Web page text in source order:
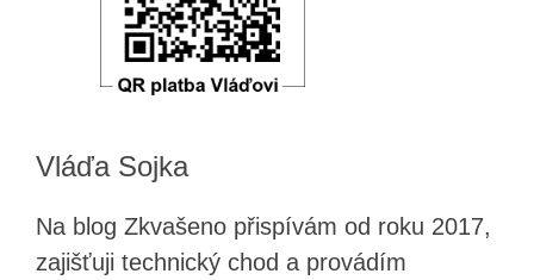
Vláďa Sojka
Na blog Zkvašeno přispívám od roku 2017,
zajišťuji technický chod a provádím